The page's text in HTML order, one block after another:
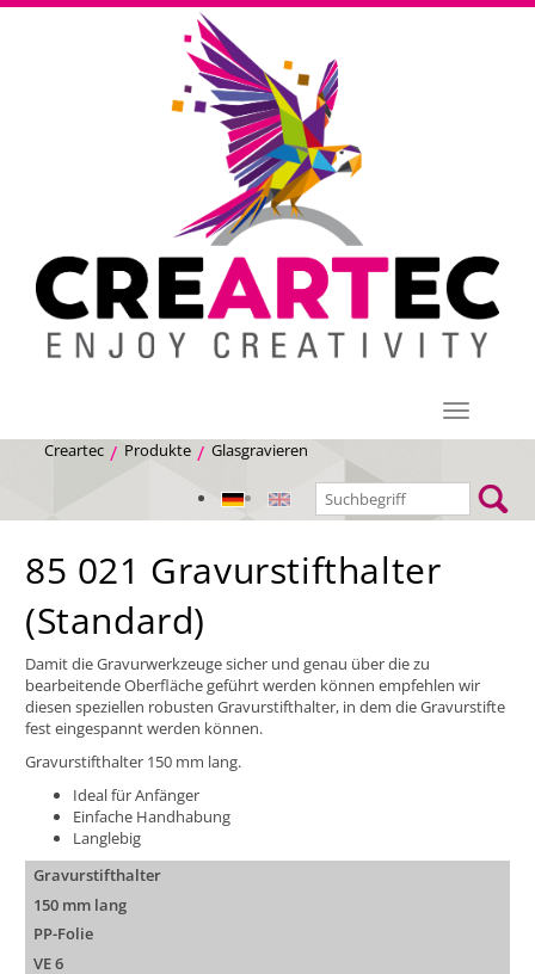
Menü
Creartec Produkte Glasgravieren
85 021 Gravurstifthalter
(Standard)
Damit die Gravurwerkzeuge sicher und genau über die zu
bearbeitende Oberfläche geführt werden können empfehlen wir
diesen speziellen robusten Gravurstifthalter, in dem die Gravurstifte
fest eingespannt werden können.
Gravurstifthalter 150 mm lang.
Ideal für Anfänger
Einfache Handhabung
Langlebig
Gravurstifthalter
150 mm lang
PP-Folie
VE 6